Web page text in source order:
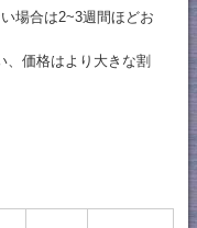
場合は2~3週間ほどお
、価格はより大きな割